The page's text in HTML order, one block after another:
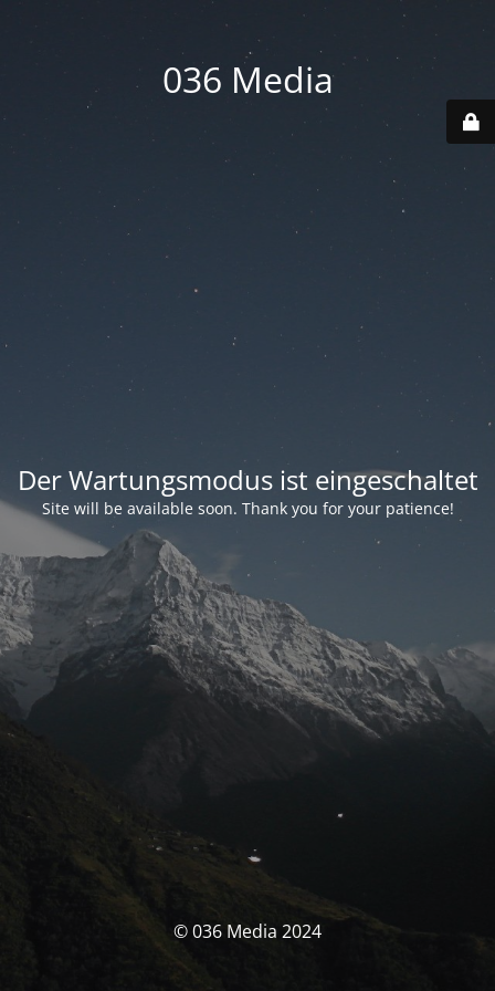
036 Media
Der Wartungsmodus ist eingeschaltet
Site will be available soon. Thank you for your patience!
© 036 Media 2024